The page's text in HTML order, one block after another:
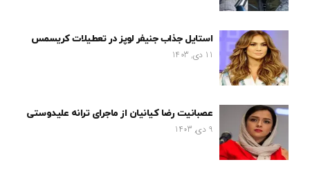
استایل جذاب جنیفر لوپز در تعطیلات کریسمس
11 دی, 1403
عصبانیت رضا کیانیان از ماجرای ترانه علیدوستی
9 دی, 1403